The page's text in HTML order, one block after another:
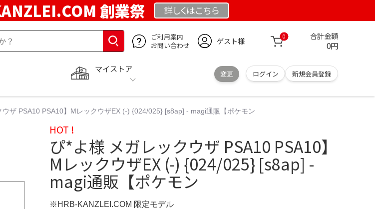
創業祭 詳しくはこちら
ご利用案内
お問い合わせ
ゲスト様 0 合計金額
0円
マイストア
変更 ログイン 新規会員登録
ウザ PSA10 PSA10】MレックウザEX (-) {024/025} [s8ap] - magi通販【ポケモン
HOT !
ぴ*よ様 メガレックウザ PSA10 PSA10】
MレックウザEX (-) {024/025} [s8ap] -
magi通販【ポケモン
※HRB-KANZLEI.COM 限定モデル